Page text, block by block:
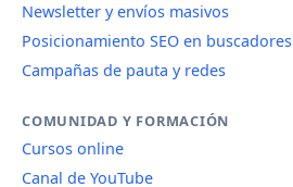
Newsletter y envíos masivos
Posicionamiento SEO en buscadores
Campañas de pauta y redes
COMUNIDAD Y FORMACIÓN
Cursos online
Canal de YouTube